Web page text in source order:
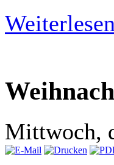
Mittwoch,